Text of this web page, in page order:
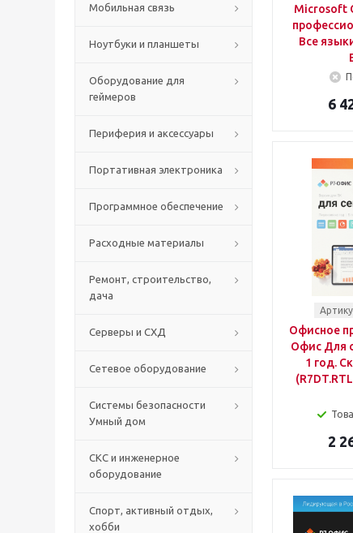
Мобильная связь
Ноутбуки и планшеты
Оборудование для
геймеров
Периферия и аксессуары
Портативная электроника
Программное обеспечение
Расходные материалы
Ремонт, строительство,
дача
Серверы и СХД
Сетевое оборудование
Системы безопасности
Умный дом
СКС и инженерное
оборудование
Спорт, активный отдых,
хобби
Microsoft
Все
6
Офисное
Офис Для
1 год.
2